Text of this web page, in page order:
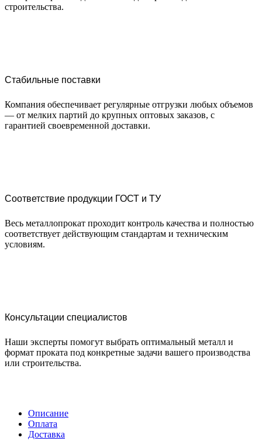
строительства.
Стабильные поставки
Компания обеспечивает регулярные отгрузки любых объемов
— от мелких партий до крупных оптовых заказов, с
гарантией своевременной доставки.
Соответствие продукции ГОСТ и ТУ
Весь металлопрокат проходит контроль качества и полностью
соответствует действующим стандартам и техническим
условиям.
Консультации специалистов
Наши эксперты помогут выбрать оптимальный металл и
формат проката под конкретные задачи вашего производства
или строительства.
Описание
Оплата
Доставка